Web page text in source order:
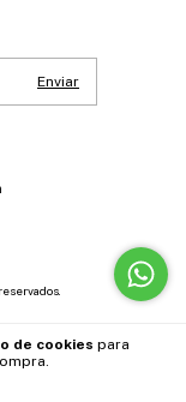
de cookies para